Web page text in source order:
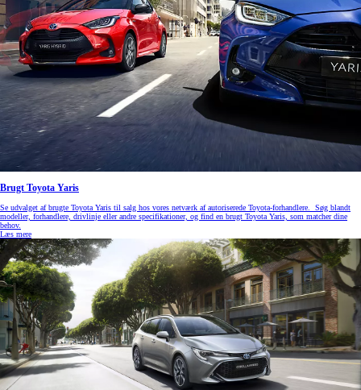
Brugt Toyota Yaris
Se udvalget af brugte Toyota Yaris til salg hos vores netværk af autoriserede Toyota-forhandlere. Søg blandt
modeller, forhandlere, drivlinje eller andre specifikationer, og find en brugt Toyota Yaris, som matcher dine
behov.
Læs mere